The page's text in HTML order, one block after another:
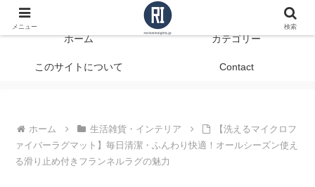
データで見る、本当に役立つ商品レビュー
ホーム カテゴリー
このサイトについて Contact
ホーム 生活雑貨・インテリア
【洗えるマイクロフ
ァイバーラグマット】毎日清潔・ふんわり快適！オールシーズン使え
る滑り止め付きフランネルラグの魅力
メニュー 検索